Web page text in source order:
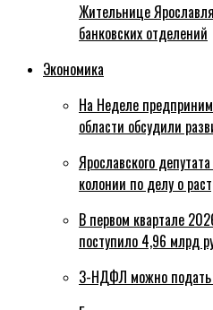
Жительнице
банковских отделений
Экономика
На Неделе
области обсудили
Ярославского
колонии по делу о
В первом квартале
поступило 4,96 млрд
3-НДФЛ можно подать